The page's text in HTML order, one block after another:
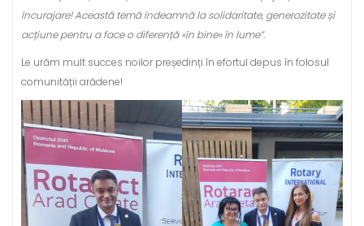
încurajare! Această temă îndeamnă la solidaritate, generozitate și
acțiune pentru a face o diferență «în bine» în lume”.
Le urăm mult succes noilor președinți în efortul depus în folosul
comunității arădene!